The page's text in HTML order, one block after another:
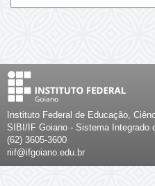
Instituto Federal de Educação,
SIBI/IF Goiano - Sistema Integrado
(62) 3605-3600
riif@ifgoiano.edu.br